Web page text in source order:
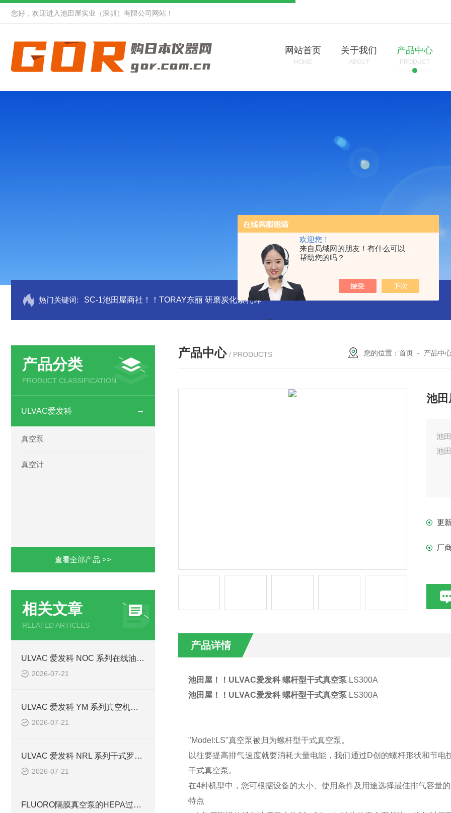
欢迎您！
来自局域网的朋友！有什么可以
帮助您的吗？
您好，欢迎进入池田屋实业（深圳）有限公司网站！
网站首页
HOME
关于我们
ABOUT
产品中心
PRODUCT
热门关键词: SC-1池田屋商社！！TORAY东丽 研磨炭化素乳钵 AGB-K-0.2-C01-H03池田屋！！TORAY东丽 TZP
产品分类
PRODUCT CLASSIFICATION
ULVAC爱发科
真空泵
真空计
查看全部产品 >>
相关文章
RELATED ARTICLES
ULVAC 爱发科 NOC 系列在线油净化装置 NOC-50A/100A/230A/490A 选型规范
2026-07-21
ULVAC 爱发科 YM 系列真空机组全谱系解析：型号参数、分类与工况选型规范
2026-07-21
ULVAC 爱发科 NRL 系列干式罗茨泵产品参数、结构特点与行业选型应用
2026-07-21
FLUORO隔膜真空泵的HEPA过滤与洁净室适用性分析
产品中心 / PRODUCTS 您的位置：首页 - 产品中
池
池
池
更
厂
产品详情
池田屋！！ULVAC爱发科 螺杆型干式真空泵LS300A
池田屋！！ULVAC爱发科 螺杆型干式真空泵LS300A
"Model:LS"真空泵被归为螺杆型干式真空泵。
以往要提高排气速度就要消耗大量电能，我们通过D创的螺杆形状和节
干式真空泵。
在4种机型中，您可根据设备的大小、使用条件及用途选择最佳排气容量
特点